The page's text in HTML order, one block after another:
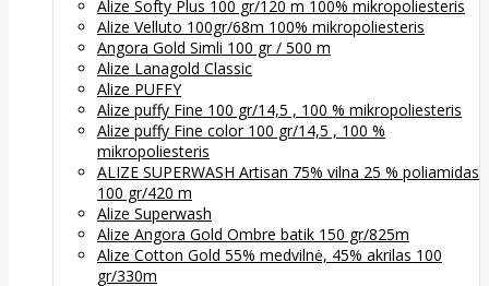
Alize Softy Plus 100 gr/120 m 100% mikropoliesteris
Alize Velluto 100gr/68m 100% mikropoliesteris
Angora Gold Simli 100 gr / 500 m
Alize Lanagold Classic
Alize PUFFY
Alize puffy Fine 100 gr/14,5 , 100 % mikropoliesteris
Alize puffy Fine color 100 gr/14,5 , 100 %
mikropoliesteris
ALIZE SUPERWASH Artisan 75% vilna 25 % poliamidas
100 gr/420 m
Alize Superwash
Alize Angora Gold Ombre batik 150 gr/825m
Alize Cotton Gold 55% medvilnė, 45% akrilas 100
gr/330m